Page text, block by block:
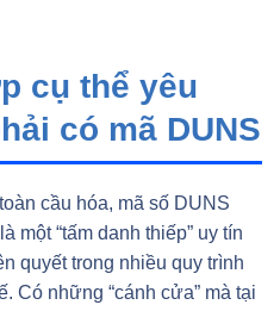
cụ thể yêu
có mã DUNS
cầu hóa, mã số DUNS
một “tấm danh thiếp” uy tín
quyết trong nhiều quy trình
Có những “cánh cửa” mà tại